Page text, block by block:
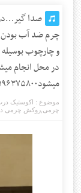
صدا
چرم ضد آب
و چارچوب بوسیله
در محل انجام
میشود۰۹۱۹۶۳۷۵۸۰۰-۰۹۳۰۷۸۰۱۷۸۸مهندس دولتی
موضوع : اکوستیک
چرمی ,روکش چرمی